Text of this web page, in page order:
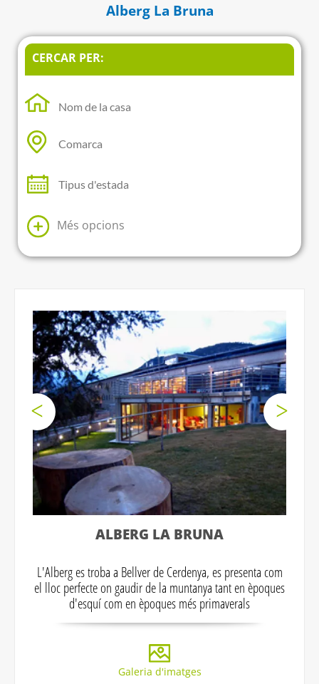
Alberg La Bruna
CERCAR PER:
Més opcions
ALBERG LA BRUNA
L'Alberg es troba a Bellver de Cerdenya, es presenta com
el lloc perfecte on gaudir de la muntanya tant en èpoques
d'esquí com en èpoques més primaverals
Galeria d'imatges